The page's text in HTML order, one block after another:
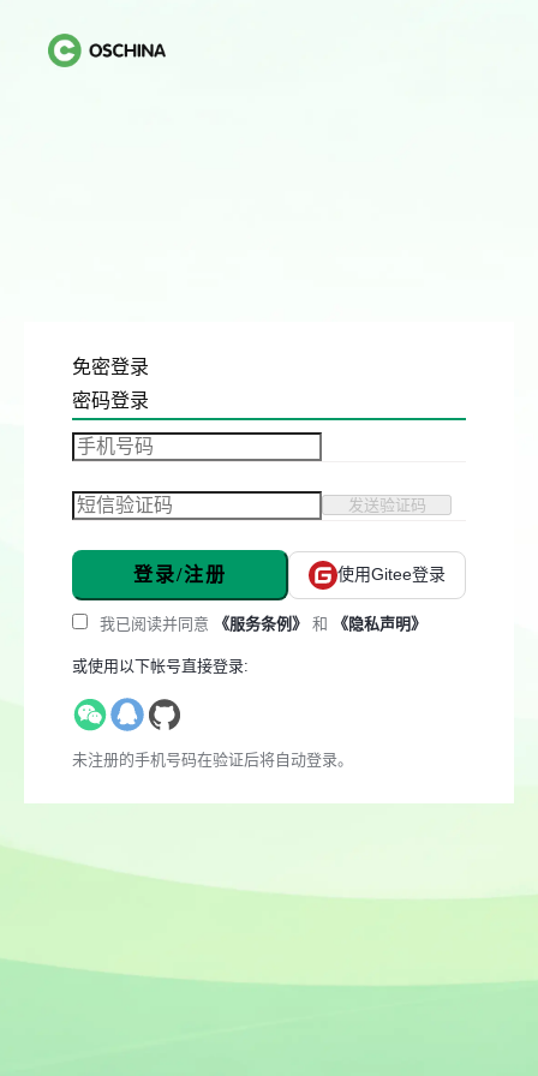
免密登录
密码登录
发送验证码
登录/注册 使用Gitee登录
我已阅读并同意 《服务条例》 和 《隐私声明》
或使用以下帐号直接登录:
未注册的手机号码在验证后将自动登录。